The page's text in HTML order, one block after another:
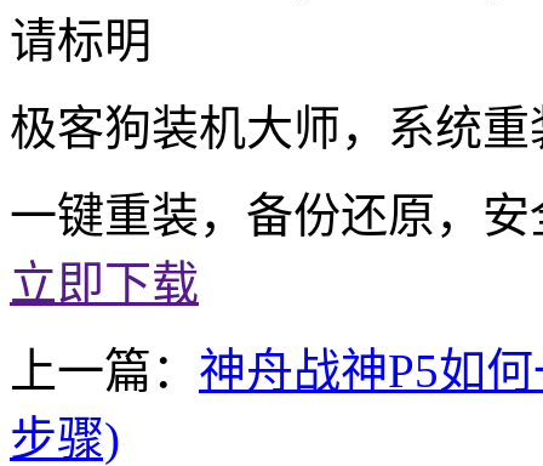
请标明
极客狗装机大师，系统
一键重装，备份还原，
立即下载
上一篇： 神舟战神P5如
步骤)